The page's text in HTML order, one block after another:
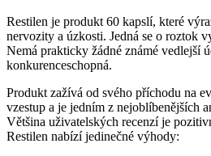
Restilen je produkt 60 kapslí, které
nervozity a úzkosti. Jedná se o roztok
Nemá prakticky žádné známé vedlejší
konkurenceschopná.
Produkt zažívá od svého příchodu na
vzestup a je jedním z nejoblíbenějších
Většina uživatelských recenzí je
Restilen nabízí jedinečné výhody: